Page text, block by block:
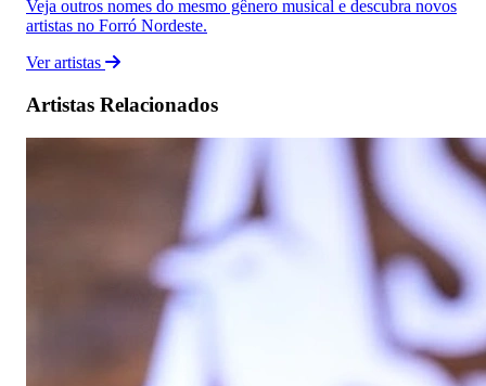
Veja outros nomes do mesmo gênero musical e descubra novos
artistas no Forró Nordeste.
Ver artistas
Artistas Relacionados